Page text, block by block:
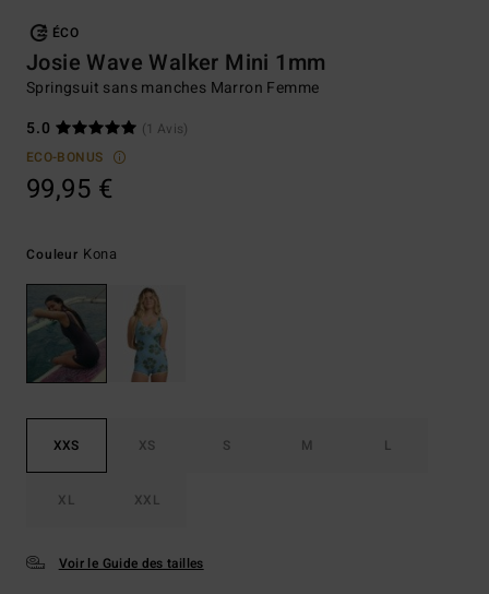
ÉCO
Josie Wave Walker Mini 1mm
Springsuit sans manches Marron Femme
5.0
(1 Avis)
ECO-BONUS
99,95 €
Couleur Kona
XXS XS S M L
XL XXL
Voir le Guide des tailles